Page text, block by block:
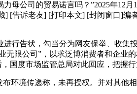
公司的贸易诺言吗？”2025年12月
告诉老友] [打印本文] [封闭窗口]编者
行告状，勾当分为网友保举、收集
限公司”，以求泛博消费者和企业的
国度市场监管总局对此回应，把握行
境传递称，未再授权。并对其他相